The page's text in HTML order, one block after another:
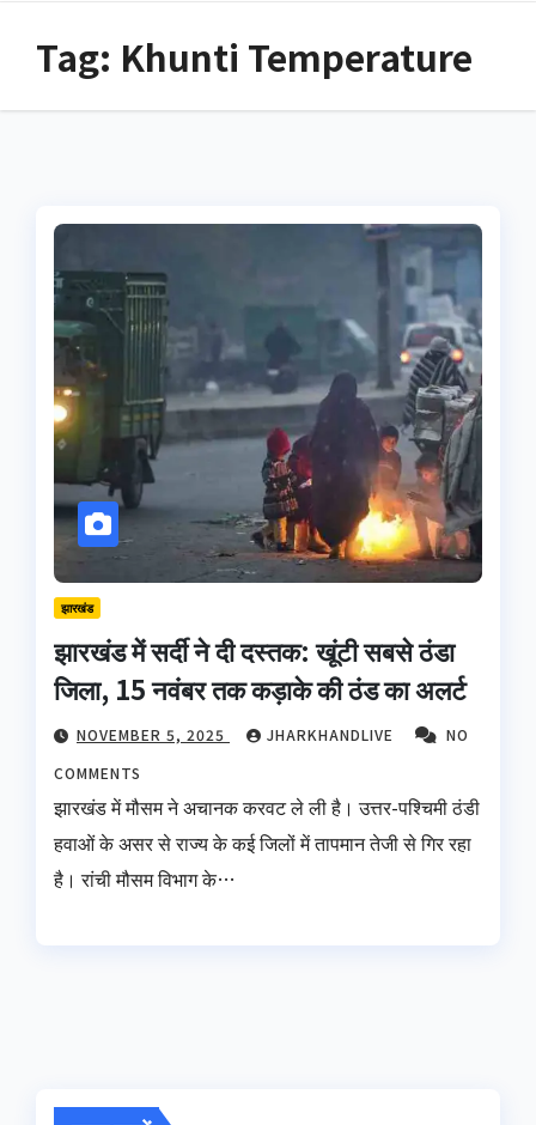
Tag: Khunti Temperature
झारखंड
झारखंड में सर्दी ने दी दस्तक: खूंटी सबसे ठंडा
जिला, 15 नवंबर तक कड़ाके की ठंड का अलर्ट
NOVEMBER 5, 2025 JHARKHANDLIVE
NO
COMMENTS
झारखंड में मौसम ने अचानक करवट ले ली है। उत्तर-पश्चिमी ठंडी
हवाओं के असर से राज्य के कई जिलों में तापमान तेजी से गिर रहा
है। रांची मौसम विभाग के…